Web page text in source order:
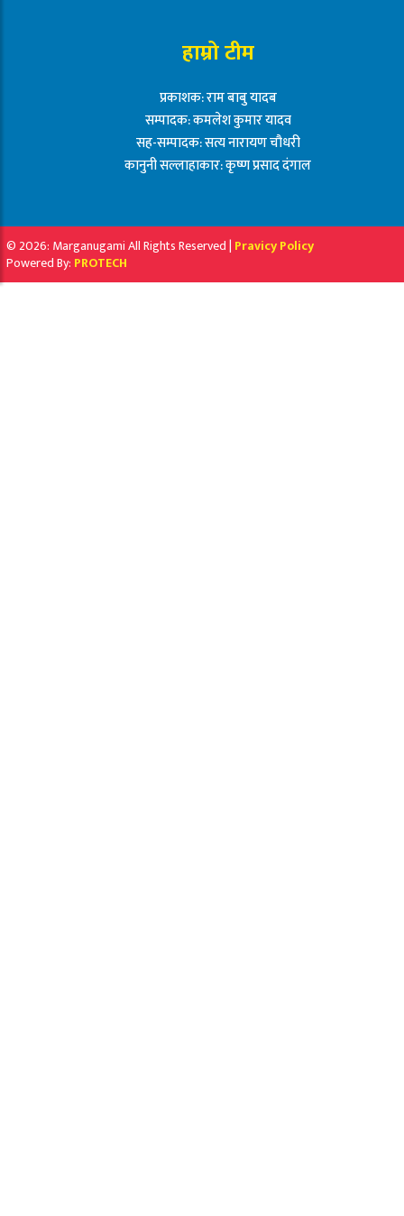
हाम्रो टीम
प्रकाशक: राम बाबु यादब
सम्पादक: कमलेश कुमार यादव
सह-सम्पादक: सत्य नारायण चौधरी
कानुनी सल्लाहाकार: कृष्ण प्रसाद दंगाल
© 2026: Marganugami All Rights Reserved | Pravicy Policy
Powered By: PROTECH